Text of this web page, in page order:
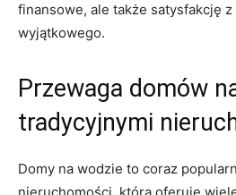
finansowe, ale ​także satysfakcję
wyjątkowego.
Przewaga domów
tradycyjnymi
Domy na wodzie to coraz​